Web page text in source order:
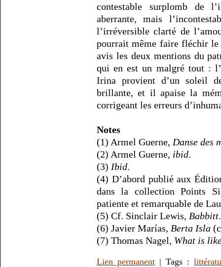
contestable surplomb de
aberrante, mais
l’irréversible clarté de
pourrait même faire fléchir
avis les deux mentions du
qui en est un malgré tout :
Irina provient d’un soleil
brillante, et il apaise la
corrigeant les erreurs
Notes
(1) Armel Guerne, Danse des
(2) Armel Guerne, ibid.
(3) Ibid.
(4) D’abord publié aux
dans la collection Points
patiente et remarquable de
(5) Cf. Sinclair Lewis, Babbitt.
(6) Javier Marías, Berta Isla
(7) Thomas Nagel, What is
Lien permanent | Tags :